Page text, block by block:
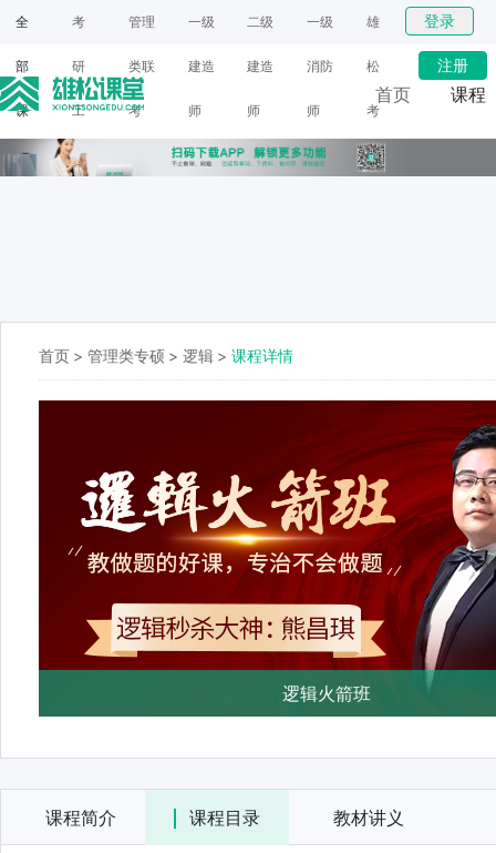
全
部
课
程
考
研
工
具
管理
类联
考
一级
建造
师
二级
建造
师
一级
消防
师
雄
松
考
研
登录
注册
首页 课程
首页 > 管理类专硕 > 逻辑 > 课程详情
逻辑火箭班
课程简介 课程目录 教材讲义